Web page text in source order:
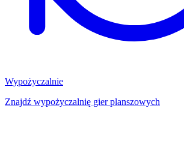
Wypożyczalnie
Znajdź wypożyczalnię gier planszowych